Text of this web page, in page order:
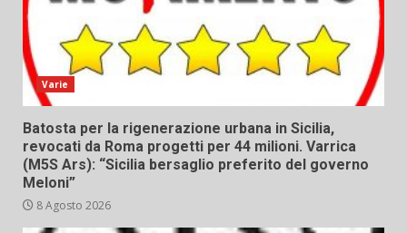
Varie
Batosta per la rigenerazione urbana in Sicilia,
revocati da Roma progetti per 44 milioni. Varrica
(M5S Ars): “Sicilia bersaglio preferito del governo
Meloni”
8 Agosto 2026